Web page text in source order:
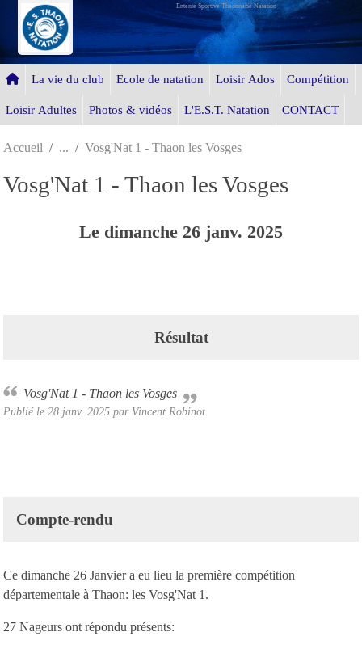
Entente Sportive Thaonnaise Natation
La vie du club Ecole de natation Loisir Ados Compétition
Loisir Adultes Photos & vidéos L'E.S.T. Natation CONTACT
Accueil Vosg'Nat 1 - Thaon les Vosges
Vosg'Nat 1 - Thaon les Vosges
Le dimanche 26 janv. 2025
Résultat
Vosg'Nat 1 - Thaon les Vosges
Publié le 28 janv. 2025 par Vincent Robinot
Compte-rendu
Ce dimanche 26 Janvier a eu lieu la première compétition
départementale à Thaon: les Vosg'Nat 1.
27 Nageurs ont répondu présents:
Panneau de gestion des cookies